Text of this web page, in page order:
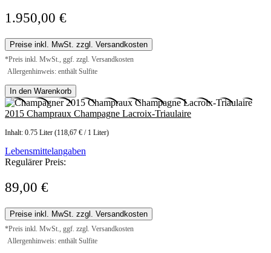
1.950,00 €
Preise inkl. MwSt. zzgl. Versandkosten
*Preis inkl. MwSt., ggf. zzgl. Versandkosten
Allergenhinweis: enthält Sulfite
In den Warenkorb
2015 Champraux Champagne Lacroix-Triaulaire
Inhalt: 0.75 Liter (118,67 € / 1 Liter)
Lebensmittelangaben
Regulärer Preis:
89,00 €
Preise inkl. MwSt. zzgl. Versandkosten
*Preis inkl. MwSt., ggf. zzgl. Versandkosten
Allergenhinweis: enthält Sulfite